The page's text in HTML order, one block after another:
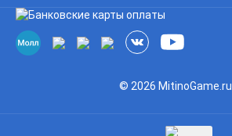
© 2026 MitinoGame.ru